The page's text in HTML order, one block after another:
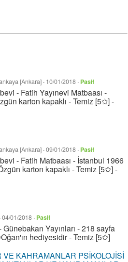
[Ankara] · 10/01/2018 · Pasif
- Fatih Yayınevi Matbaası -
karton kapaklı - Temiz [5✩] -
[Ankara] ·09/01/2018 · Pasif
- Fatih Matbaası - İstanbul 1966
karton kapaklı - Temiz [5✩] -
·04/01/2018 · Pasif
Yayınları - 218 sayfa
hediyesidir - Temiz [5✩]